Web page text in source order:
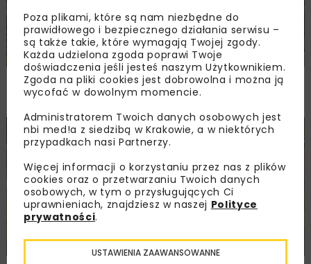
PKP PLK ogłosiły przetarg na odcinek Gdów
– Szczyrzyc projektu Podłęże–Piekiełko
DROGI INWESTYCJE WIADOMOŚCI
Poza plikami, które są nam niezbędne do
prawidłowego i bezpiecznego działania serwisu –
są także takie, które wymagają Twojej zgody.
Każda udzielona zgoda poprawi Twoje
doświadczenia jeśli jesteś naszym Użytkownikiem.
Zgoda na pliki cookies jest dobrowolna i można ją
wycofać w dowolnym momencie.
Administratorem Twoich danych osobowych jest
nbi med!a z siedzibą w Krakowie, a w niektórych
przypadkach nasi Partnerzy.
Więcej informacji o korzystaniu przez nas z plików
cookies oraz o przetwarzaniu Twoich danych
osobowych, w tym o przysługujących Ci
uprawnieniach, znajdziesz w naszej Polityce
prywatności.
USTAWIENIA ZAAWANSOWANNE